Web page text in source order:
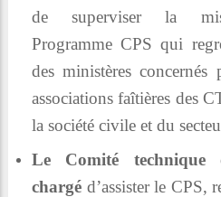
de superviser la
Programme CPS qui
des ministères
associations faîtières des
la société civile et du
Le Comité technique
chargé d’assister le CPS,